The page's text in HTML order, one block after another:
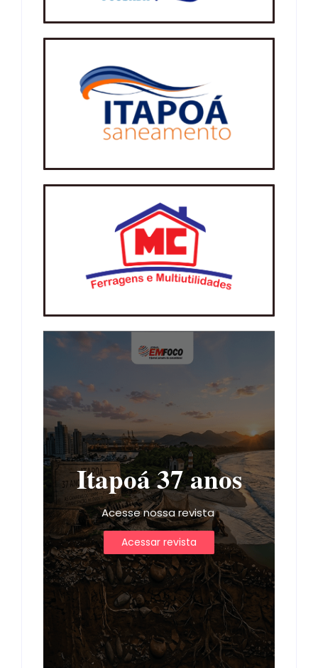
Itapoá 37 anos
Acesse nossa revista
Acessar revista